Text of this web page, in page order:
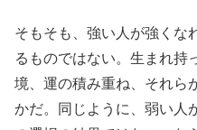
そもそも、強い人が強くな
るものではない。生まれ持
境、運の積み重ね、それら
かだ。同じように、弱い人